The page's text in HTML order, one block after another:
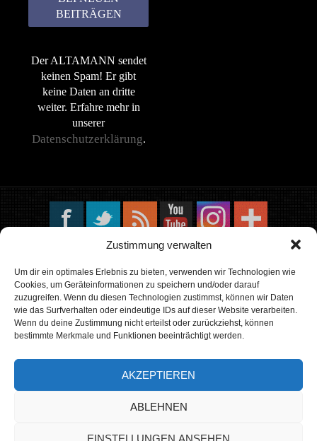
Zustimmung verwalten
Um dir ein optimales Erlebnis zu bieten, verwenden wir Technologien wie
Cookies, um Geräteinformationen zu speichern und/oder darauf
zuzugreifen. Wenn du diesen Technologien zustimmst, können wir Daten
wie das Surfverhalten oder eindeutige IDs auf dieser Website verarbeiten.
Wenn du deine Zustimmung nicht erteilst oder zurückziehst, können
bestimmte Merkmale und Funktionen beeinträchtigt werden.
AKZEPTIEREN
ABLEHNEN
EINSTELLUNGEN ANSEHEN
Der ALTAMANN sendet
keinen Spam! Er gibt
keine Daten an dritte
weiter. Erfahre mehr in
unserer
Datenschutzerklärung.
– All Rights Reserved